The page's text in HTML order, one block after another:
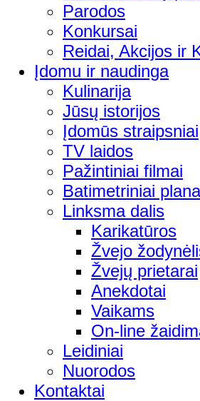
Parodos
Konkursai
Reidai, Akcijos ir
Įdomu ir naudinga
Kulinarija
Jūsų istorijos
Įdomūs straipsniai
TV laidos
Pažintiniai filmai
Batimetriniai
Linksma dalis
Karikatūros
Žvejo
Žvejų prietarai
Anekdotai
Vaikams
On-line
Leidiniai
Nuorodos
Kontaktai